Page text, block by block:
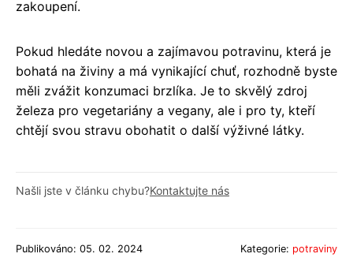
zakoupení.
Pokud hledáte novou a zajímavou potravinu, která je
bohatá na živiny a má vynikající chuť, rozhodně byste
měli zvážit konzumaci brzlíka. Je to skvělý zdroj
železa pro vegetariány a vegany, ale i pro ty, kteří
chtějí svou stravu obohatit o další výživné látky.
Našli jste v článku chybu?Kontaktujte nás
Publikováno: 05. 02. 2024 Kategorie: potraviny